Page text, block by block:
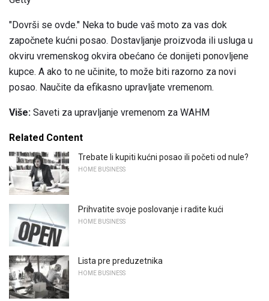
"Dovrši se ovde." Neka to bude vaš moto za vas dok
započnete kućni posao. Dostavljanje proizvoda ili usluga u
okviru vremenskog okvira obećano će donijeti ponovljene
kupce. A ako to ne učinite, to može biti razorno za novi
posao. Naučite da efikasno upravljate vremenom.
Više: Saveti za upravljanje vremenom za WAHM
Related Content
Trebate li kupiti kućni posao ili početi od nule?
HOME BUSINESS
Prihvatite svoje poslovanje i radite kući
HOME BUSINESS
Lista pre preduzetnika
HOME BUSINESS